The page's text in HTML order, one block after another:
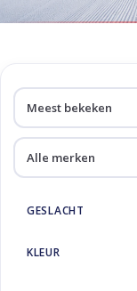
Koopgidsen
GESLACHT
KLEUR